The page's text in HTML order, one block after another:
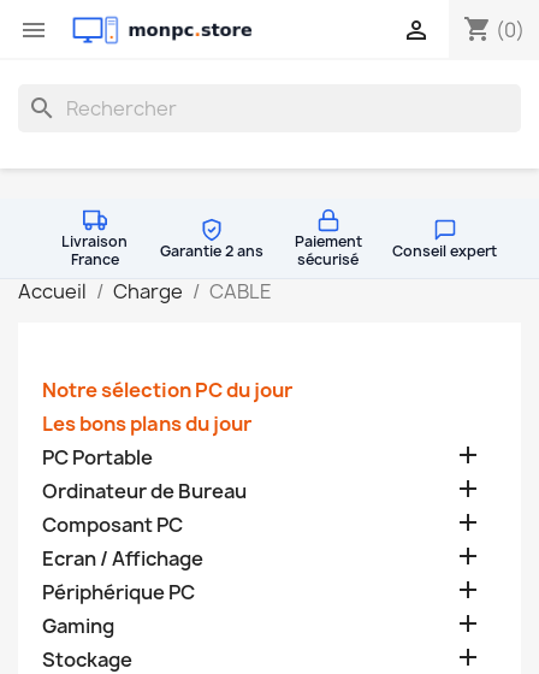
 shopping_cart (0)

search
Livraison
France
Garantie 2 ans
Paiement
sécurisé
Conseil expert
Accueil Charge CABLE
Notre sélection PC du jour
Les bons plans du jour
PC Portable

Ordinateur de Bureau 
Composant PC 
Ecran / Affichage 
Périphérique PC 
Gaming 
Stockage 